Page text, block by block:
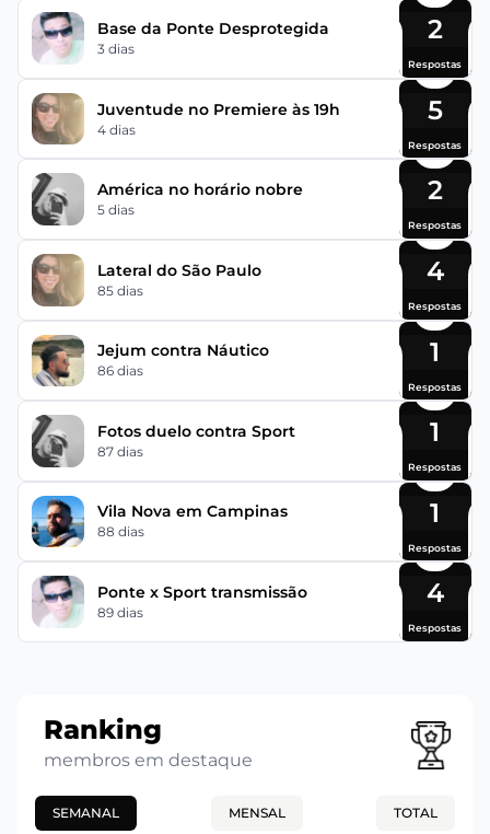
Base da Ponte Desprotegida
3 dias
2
Respostas
Juventude no Premiere às 19h
4 dias
5
Respostas
América no horário nobre
5 dias
2
Respostas
Lateral do São Paulo
85 dias
4
Respostas
Jejum contra Náutico
86 dias
1
Respostas
Fotos duelo contra Sport
87 dias
1
Respostas
Vila Nova em Campinas
88 dias
1
Respostas
Ponte x Sport transmissão
89 dias
4
Respostas
Ranking
membros em destaque
SEMANAL MENSAL TOTAL